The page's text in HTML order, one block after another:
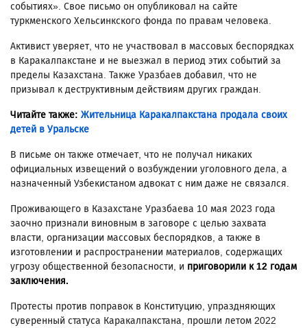
событиях». Свое письмо он опубликовал на сайте
туркменского Хельсинкского фонда по правам человека.
Активист уверяет, что не участвовал в массовых беспорядках
в Каракалпакстане и не выезжал в период этих событий за
пределы Казахстана. Также Уразбаев добавил, что не
призывал к деструктивным действиям других граждан.
Читайте также: Жительница Каракалпакстана продала своих
детей в Уральске
В письме он также отмечает, что не получал никаких
официальных извещений о возбуждении уголовного дела, а
назначенный Узбекистаном адвокат с ним даже не связался.
Проживающего в Казахстане Уразбаева 10 мая 2023 года
заочно признали виновным в заговоре с целью захвата
власти, организации массовых беспорядков, а также в
изготовлении и распространении материалов, содержащих
угрозу общественной безопасности, и приговорили к 12 годам
заключения.
Протесты против поправок в Конституцию, упраздняющих
суверенный статуса Каракалпакстана, прошли летом 2022